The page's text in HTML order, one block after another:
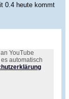
0.4 heute kommt
YouTube
automatisch